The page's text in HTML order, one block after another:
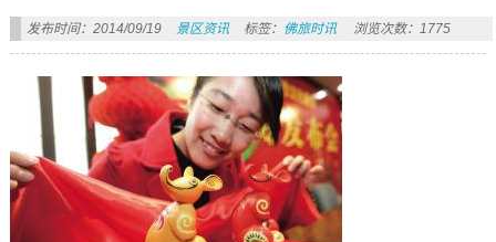
发布时间：2014/09/19 景区资讯 标签： 佛旅时讯 浏览次数：1775